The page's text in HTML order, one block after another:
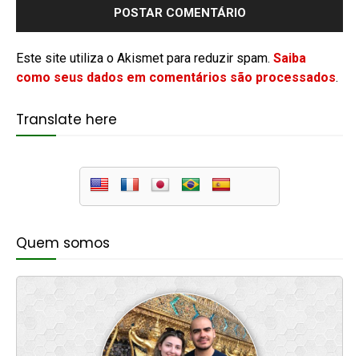
Este site utiliza o Akismet para reduzir spam. Saiba
como seus dados em comentários são processados.
Translate here
Quem somos